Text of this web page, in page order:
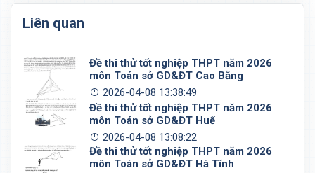
Liên quan
Đề thi thử tốt nghiệp THPT năm 2026
môn Toán sở GD&ĐT Cao Bằng
2026-04-08 13:38:49
Đề thi thử tốt nghiệp THPT năm 2026
môn Toán sở GD&ĐT Huế
2026-04-08 13:08:22
Đề thi thử tốt nghiệp THPT năm 2026
môn Toán sở GD&ĐT Hà Tĩnh